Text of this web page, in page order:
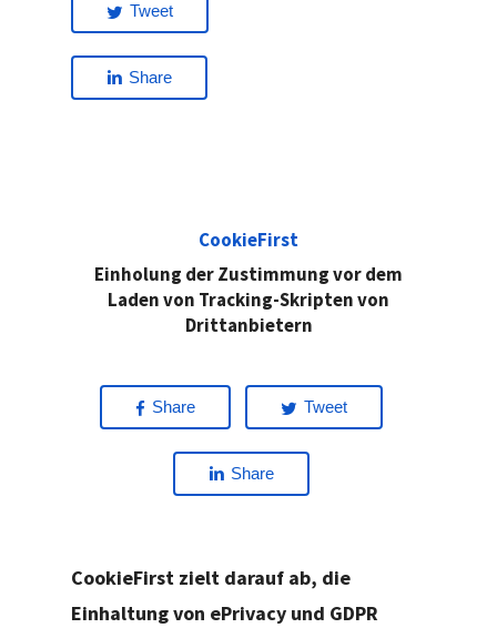
Tweet
Share
CookieFirst
Einholung der Zustimmung vor dem
Laden von Tracking-Skripten von
Drittanbietern
Share Tweet
Share
CookieFirst zielt darauf ab, die
Einhaltung von ePrivacy und GDPR